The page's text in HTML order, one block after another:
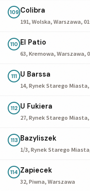
109 Colibra
191, Wolska, Warszawa,
110 El Patio
63, Kremowa, Warszawa,
111 U Barssa
14, Rynek Starego
112 U Fukiera
27, Rynek Starego
113 Bazyliszek
1/3, Rynek Starego
114 Zapiecek
32, Piwna, Warszawa